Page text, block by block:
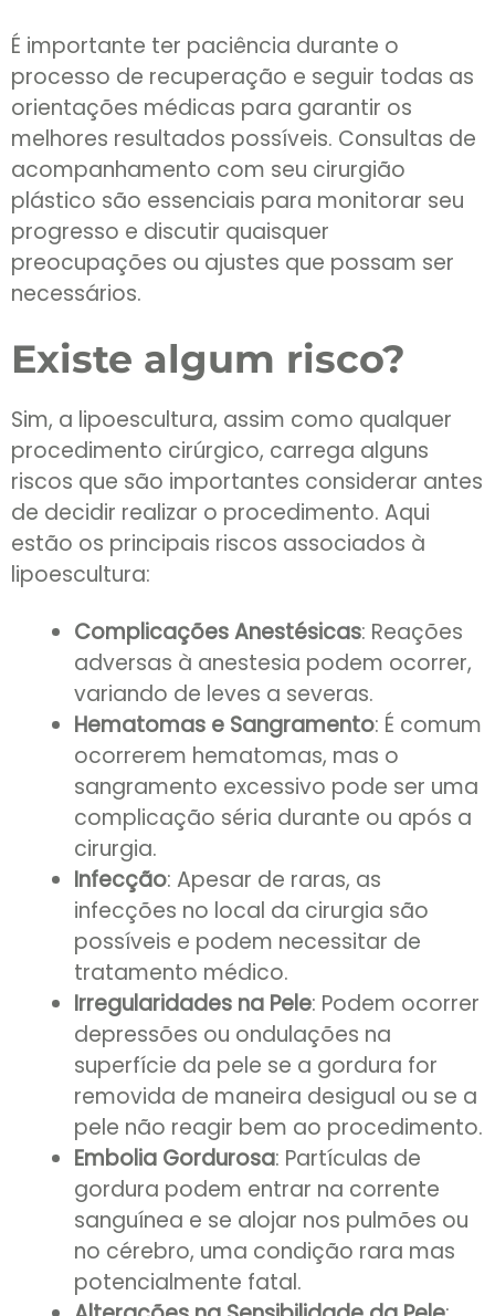
É importante ter paciência durante o
processo de recuperação e seguir todas as
orientações médicas para garantir os
melhores resultados possíveis. Consultas de
acompanhamento com seu cirurgião
plástico são essenciais para monitorar seu
progresso e discutir quaisquer
preocupações ou ajustes que possam ser
necessários.
Existe algum risco?
Sim, a lipoescultura, assim como qualquer
procedimento cirúrgico, carrega alguns
riscos que são importantes considerar antes
de decidir realizar o procedimento. Aqui
estão os principais riscos associados à
lipoescultura:
Complicações Anestésicas: Reações
adversas à anestesia podem ocorrer,
variando de leves a severas.
Hematomas e Sangramento: É comum
ocorrerem hematomas, mas o
sangramento excessivo pode ser uma
complicação séria durante ou após a
cirurgia.
Infecção: Apesar de raras, as
infecções no local da cirurgia são
possíveis e podem necessitar de
tratamento médico.
Irregularidades na Pele: Podem ocorrer
depressões ou ondulações na
superfície da pele se a gordura for
removida de maneira desigual ou se a
pele não reagir bem ao procedimento.
Embolia Gordurosa: Partículas de
gordura podem entrar na corrente
sanguínea e se alojar nos pulmões ou
no cérebro, uma condição rara mas
potencialmente fatal.